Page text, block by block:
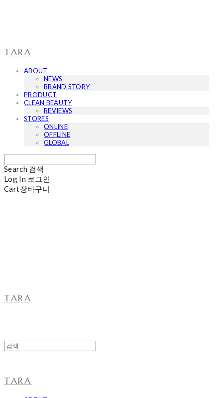
TARA
ABOUT
NEWS
BRAND STORY
PRODUCT
CLEAN BEAUTY
REVIEWS
STORES
ONLINE
OFFLINE
GLOBAL
Search 검색
Log In 로그인
Cart장바구니
TARA
TARA